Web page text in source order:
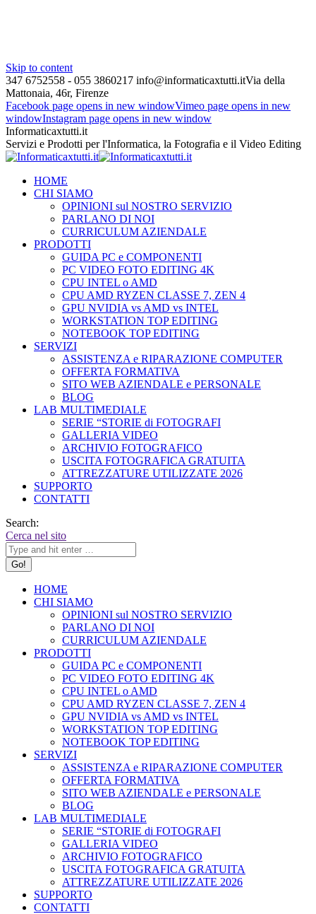
Skip to content
347 6752558 - 055 3860217 info@informaticaxtutti.itVia della
Mattonaia, 46r, Firenze
Facebook page opens in new windowVimeo page opens in new
windowInstagram page opens in new window
Informaticaxtutti.it
Servizi e Prodotti per l'Informatica, la Fotografia e il Video Editing
HOME
CHI SIAMO
OPINIONI sul NOSTRO SERVIZIO
PARLANO DI NOI
CURRICULUM AZIENDALE
PRODOTTI
GUIDA PC e COMPONENTI
PC VIDEO FOTO EDITING 4K
CPU INTEL o AMD
CPU AMD RYZEN CLASSE 7, ZEN 4
GPU NVIDIA vs AMD vs INTEL
WORKSTATION TOP EDITING
NOTEBOOK TOP EDITING
SERVIZI
ASSISTENZA e RIPARAZIONE COMPUTER
OFFERTA FORMATIVA
SITO WEB AZIENDALE e PERSONALE
BLOG
LAB MULTIMEDIALE
SERIE “STORIE di FOTOGRAFI
GALLERIA VIDEO
ARCHIVIO FOTOGRAFICO
USCITA FOTOGRAFICA GRATUITA
ATTREZZATURE UTILIZZATE 2026
SUPPORTO
CONTATTI
Search:
Cerca nel sito
HOME
CHI SIAMO
OPINIONI sul NOSTRO SERVIZIO
PARLANO DI NOI
CURRICULUM AZIENDALE
PRODOTTI
GUIDA PC e COMPONENTI
PC VIDEO FOTO EDITING 4K
CPU INTEL o AMD
CPU AMD RYZEN CLASSE 7, ZEN 4
GPU NVIDIA vs AMD vs INTEL
WORKSTATION TOP EDITING
NOTEBOOK TOP EDITING
SERVIZI
ASSISTENZA e RIPARAZIONE COMPUTER
OFFERTA FORMATIVA
SITO WEB AZIENDALE e PERSONALE
BLOG
LAB MULTIMEDIALE
SERIE “STORIE di FOTOGRAFI
GALLERIA VIDEO
ARCHIVIO FOTOGRAFICO
USCITA FOTOGRAFICA GRATUITA
ATTREZZATURE UTILIZZATE 2026
SUPPORTO
CONTATTI